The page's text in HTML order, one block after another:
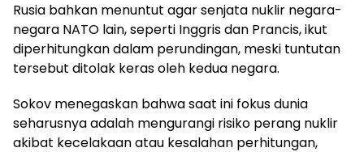
Rusia bahkan menuntut agar senjata nuklir negara-
negara NATO lain, seperti Inggris dan Prancis, ikut
diperhitungkan dalam perundingan, meski tuntutan
tersebut ditolak keras oleh kedua negara.
Sokov menegaskan bahwa saat ini fokus dunia
seharusnya adalah mengurangi risiko perang nuklir
akibat kecelakaan atau kesalahan perhitungan,